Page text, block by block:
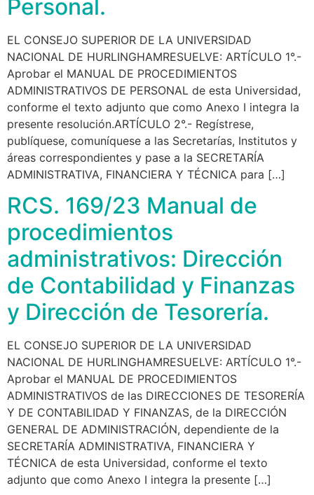
Personal.
EL CONSEJO SUPERIOR DE LA UNIVERSIDAD
NACIONAL DE HURLINGHAMRESUELVE: ARTÍCULO 1°.-
Aprobar el MANUAL DE PROCEDIMIENTOS
ADMINISTRATIVOS DE PERSONAL de esta Universidad,
conforme el texto adjunto que como Anexo I integra la
presente resolución.ARTÍCULO 2°.- Regístrese,
publíquese, comuníquese a las Secretarías, Institutos y
áreas correspondientes y pase a la SECRETARÍA
ADMINISTRATIVA, FINANCIERA Y TÉCNICA para […]
RCS. 169/23 Manual de
procedimientos
administrativos: Dirección
de Contabilidad y Finanzas
y Dirección de Tesorería.
EL CONSEJO SUPERIOR DE LA UNIVERSIDAD
NACIONAL DE HURLINGHAMRESUELVE: ARTÍCULO 1°.-
Aprobar el MANUAL DE PROCEDIMIENTOS
ADMINISTRATIVOS de las DIRECCIONES DE TESORERÍA
Y DE CONTABILIDAD Y FINANZAS, de la DIRECCIÓN
GENERAL DE ADMINISTRACIÓN, dependiente de la
SECRETARÍA ADMINISTRATIVA, FINANCIERA Y
TÉCNICA de esta Universidad, conforme el texto
adjunto que como Anexo I integra la presente […]